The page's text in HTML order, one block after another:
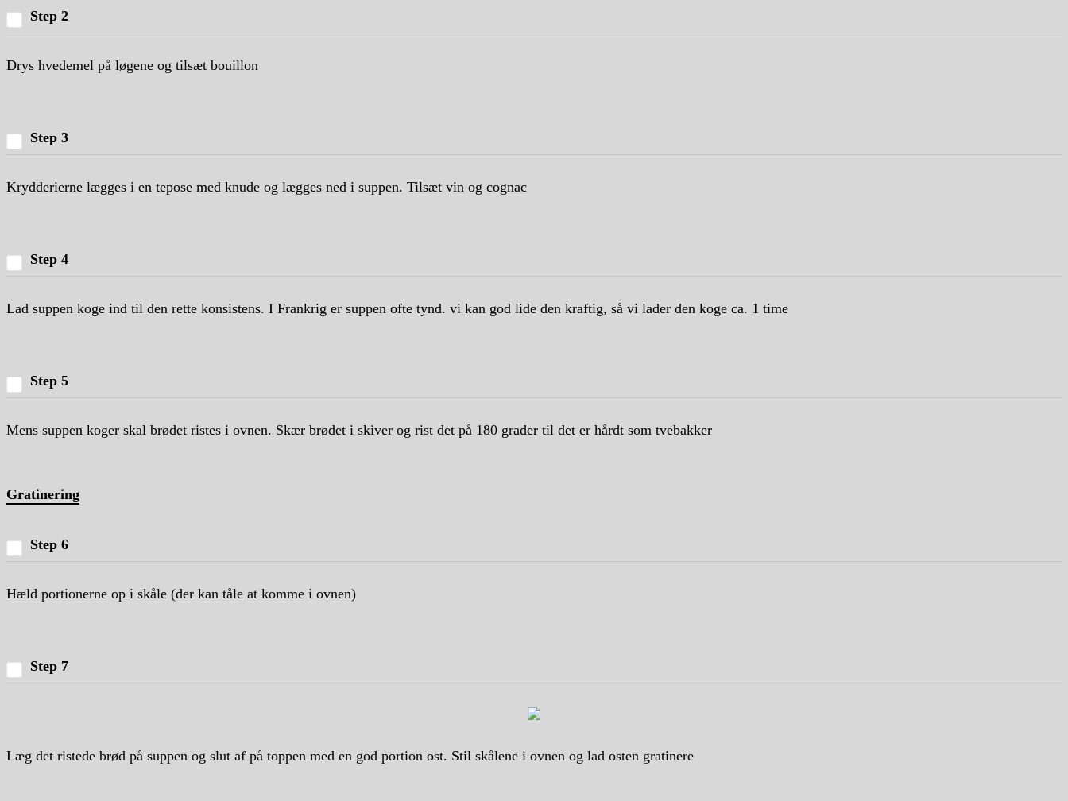
Step 2
Drys hvedemel på løgene og tilsæt bouillon
Step 3
Krydderierne lægges i en tepose med knude og lægges ned i suppen. Tilsæt vin og cognac
Step 4
Lad suppen koge ind til den rette konsistens. I Frankrig er suppen ofte tynd. vi kan god lide den kraftig, så vi lader den koge ca. 1 time
Step 5
Mens suppen koger skal brødet ristes i ovnen. Skær brødet i skiver og rist det på 180 grader til det er hårdt som tvebakker
Gratinering
Step 6
Hæld portionerne op i skåle (der kan tåle at komme i ovnen)
Step 7
Læg det ristede brød på suppen og slut af på toppen med en god portion ost. Stil skålene i ovnen og lad osten gratinere